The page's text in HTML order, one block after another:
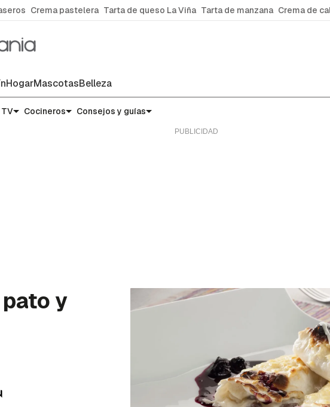
Crema pastelera Tarta de queso La Viña Tarta de manzana Crema de
HogarMascotasBelleza
Cocineros Consejos y guías
y